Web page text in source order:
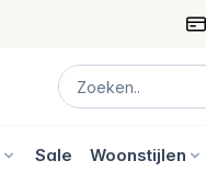
Sale Woonstijlen